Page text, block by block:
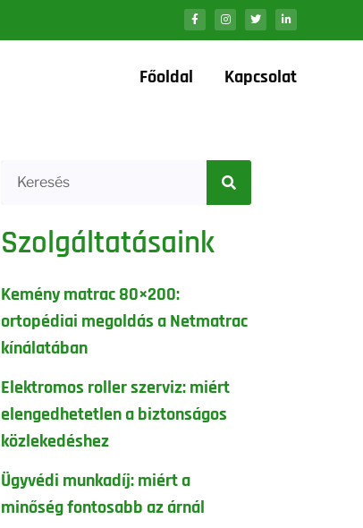
Főoldal Kapcsolat
Szolgáltatásaink
Kemény matrac 80×200:
ortopédiai megoldás a Netmatrac
kínálatában
Elektromos roller szerviz: miért
elengedhetetlen a biztonságos
közlekedéshez
Ügyvédi munkadíj: miért a
minőség fontosabb az árnál